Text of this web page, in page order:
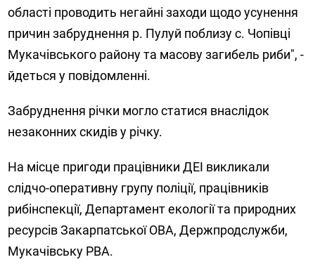
області проводить негайні заходи щодо усунення
причин забруднення р. Пулуй поблизу с. Чопівці
Мукачівського району та масову загибель риби", -
йдеться у повідомленні.
Забруднення річки могло статися внаслідок
незаконних скидів у річку.
На місце пригоди працівники ДЕІ викликали
слідчо-оперативну групу поліції, працівників
рибінспекції, Департамент екології та природних
ресурсів Закарпатської ОВА, Держпродслужби,
Мукачівську РВА.